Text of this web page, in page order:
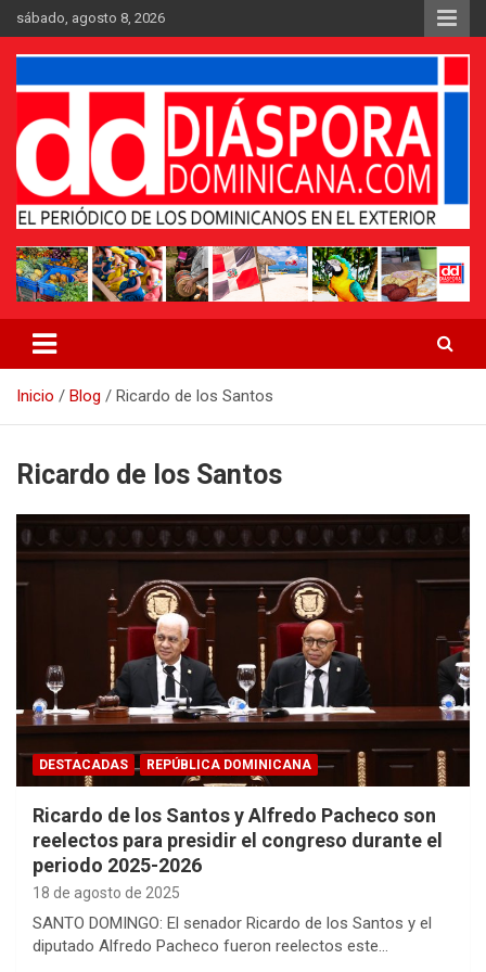
Saltar
al
contenido
sábado, agosto 8, 2026
Periódico Diáspora Dominicana
Inicio Blog Ricardo de los Santos
Ricardo de los Santos
DESTACADAS REPÚBLICA DOMINICANA
Ricardo de los Santos y Alfredo Pacheco son
reelectos para presidir el congreso durante el
periodo 2025-2026
18 de agosto de 2025
SANTO DOMINGO: El senador Ricardo de los Santos y el
diputado Alfredo Pacheco fueron reelectos este…